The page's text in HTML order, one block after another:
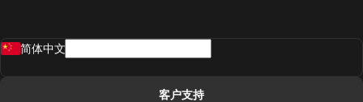
简体中文
客户支持